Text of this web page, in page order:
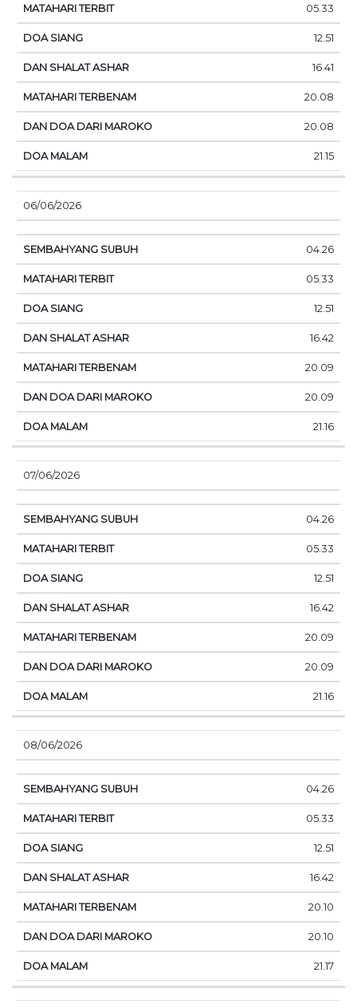
05.33
12.51
16.41
20.08
20.08
21.15
06/06/2026
04.26
05.33
12.51
16.42
20.09
20.09
21.16
07/06/2026
04.26
05.33
12.51
16.42
20.09
20.09
21.16
08/06/2026
04.26
05.33
12.51
16.42
20.10
20.10
21.17